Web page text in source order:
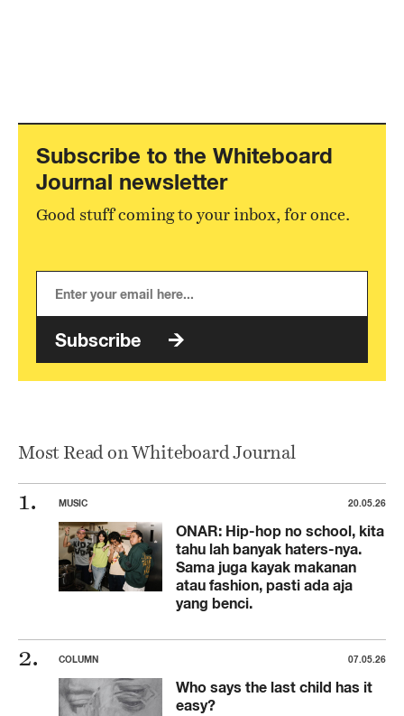
Subscribe to the Whiteboard
Journal newsletter
Good stuff coming to your inbox, for once.
Subscribe
Most Read on Whiteboard Journal
MUSIC 20.05.26
ONAR: Hip-hop no school, kita
tahu lah banyak haters-nya.
Sama juga kayak makanan
atau fashion, pasti ada aja
yang benci.
COLUMN 07.05.26
Who says the last child has it
easy?